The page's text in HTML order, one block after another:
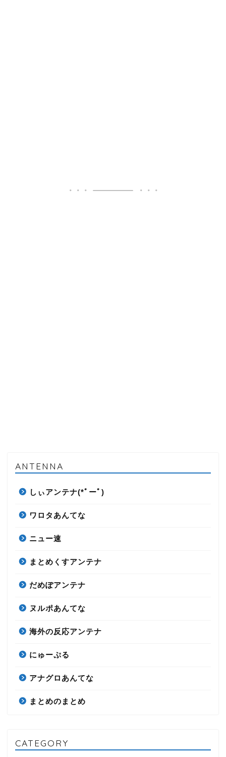
ANTENNA
しぃアンテナ(*ﾟーﾟ)
ワロタあんてな
ニュー速
まとめくすアンテナ
だめぽアンテナ
ヌルポあんてな
海外の反応アンテナ
にゅーぷる
アナグロあんてな
まとめのまとめ
CATEGORY